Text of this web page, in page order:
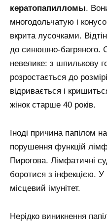
кератопапилломы.
многодольчатую і
вкрита лусочками.
до синюшно-багряного.
невелике: з шпилькову
розростається до
відривається і
жінок старше 40 років.
Іноді причина папілом
порушення функцій
Пирогова. Лімфатичні
боротися з інфекцією. У
місцевий імунітет.
Нерідко виникнення